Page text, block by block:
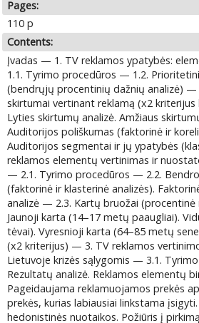
Pages:
110 p
Contents:
Įvadas — 1. TV reklamos ypatybės:
1.1. Tyrimo procedūros — 1.2.
(bendrųjų procentinių dažnių analizė) —
skirtumai vertinant reklamą (x2 kriterijus
Lyties skirtumų analizė. Amžiaus
Auditorijos poliškumas (faktorinė ir
Auditorijos segmentai ir jų ypatybės
reklamos elementų vertinimas ir
— 2.1. Tyrimo procedūros — 2.2.
(faktorinė ir klasterinė analizės).
analizė — 2.3. Kartų bruožai (procentinė
Jaunoji karta (14–17 metų paaugliai).
tėvai). Vyresnioji karta (64–85 metų
(x2 kriterijus) — 3. TV reklamos
Lietuvoje krizės sąlygomis — 3.1.
Rezultatų analizė. Reklamos elementų
Pageidaujama reklamuojamos prekės
prekės, kurias labiausiai linkstama
hedonistinės nuotaikos. Požiūris į